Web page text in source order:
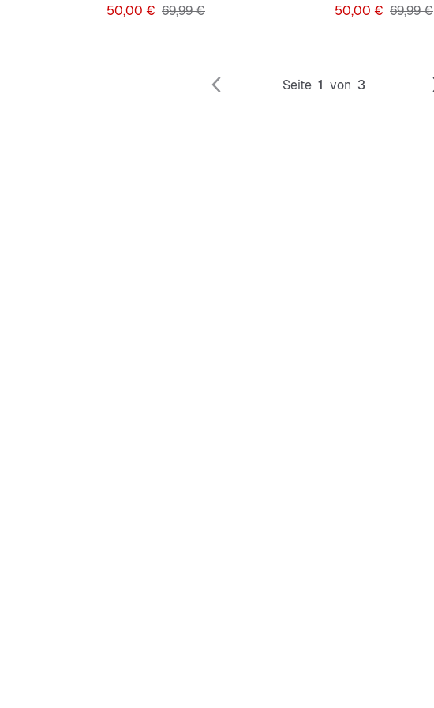
Preis
50,00 € Originalpreis
69,99 € Preis
50,00 € 69,99 €
Seite 1 von 3